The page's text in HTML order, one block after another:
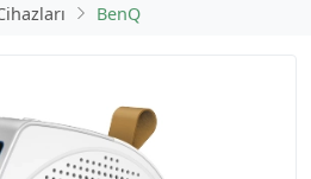
BenQ